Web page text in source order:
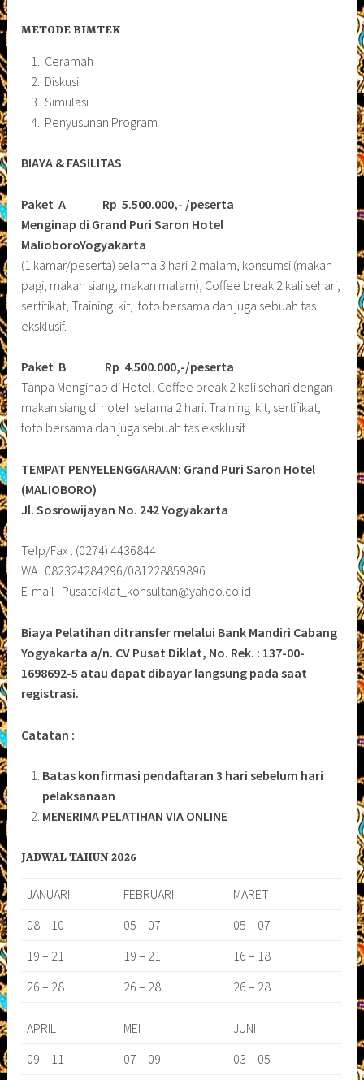
METODE BIMTEK
Ceramah
Diskusi
Simulasi
Penyusunan Program
BIAYA & FASILITAS
Paket A Rp 5.500.000,- /peserta
Menginap di Grand Puri Saron Hotel
MalioboroYogyakarta
(1 kamar/peserta) selama 3 hari 2 malam, konsumsi (makan
pagi, makan siang, makan malam), Coffee break 2 kali sehari,
sertifikat, Training kit, foto bersama dan juga sebuah tas
eksklusif.
Paket B
Rp 4.500.000,-/peserta
Tanpa Menginap di Hotel, Coffee break 2 kali sehari dengan
makan siang di hotel selama 2 hari. Training kit, sertifikat,
foto bersama dan juga sebuah tas eksklusif.
TEMPAT PENYELENGGARAAN: Grand Puri Saron Hotel
(MALIOBORO)
Jl. Sosrowijayan No. 242 Yogyakarta
Telp/Fax : (0274) 4436844
WA : 082324284296/081228859896
E-mail : Pusatdiklat_konsultan@yahoo.co.id
Biaya Pelatihan ditransfer melalui Bank Mandiri Cabang
Yogyakarta a/n. CV Pusat Diklat, No. Rek. : 137-00-
1698692-5 atau dapat dibayar langsung pada saat
registrasi.
Catatan :
Batas konfirmasi pendaftaran 3 hari sebelum hari
pelaksanaan
MENERIMA PELATIHAN VIA ONLINE
JADWAL TAHUN 2026
JANUARI FEBRUARI
MARET
08 – 10
05 – 07
05 – 07
19 – 21
19 – 21
16 – 18
26 – 28
26 – 28 26 – 28
APRIL MEI
JUNI
09 – 11
07 – 09
03 – 05